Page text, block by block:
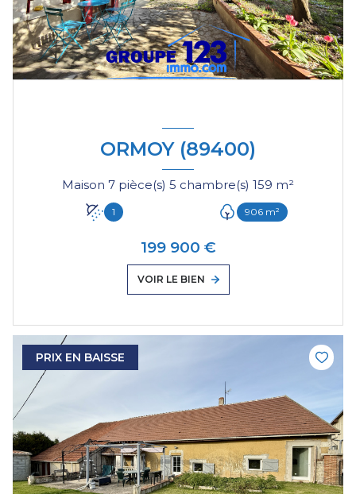
ORMOY (89400)
Maison 7 pièce(s) 5 chambre(s) 159 m²
1 906 m²
199 900 €
VOIR LE BIEN
PRIX EN BAISSE